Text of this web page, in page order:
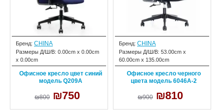
Бренд: CHINA
Размеры Д/Ш/В: 0.00cm x 0.00cm
x 0.00cm
Офисное кресло цвет синий
модель Q209A
₪800 ₪750
Бренд: CHINA
Размеры Д/Ш/В: 53.00cm x
60.00cm x 135.00cm
Офисное кресло черного
цвета модель 6046A-2
₪900 ₪810